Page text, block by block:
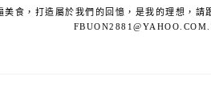
食，打造屬於我們的回憶，是我的理想，